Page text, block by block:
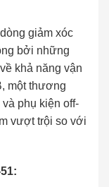
giảm xóc
bởi những
khả năng vận
một thương
phụ kiện off-
vượt trội so với